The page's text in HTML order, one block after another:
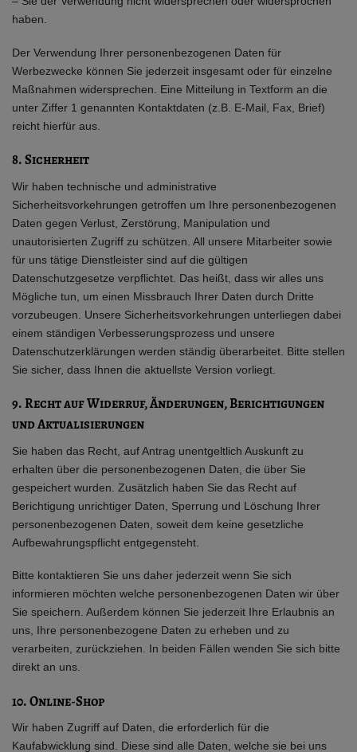
haben.
Der Verwendung Ihrer personenbezogenen Daten für
Werbezwecke können Sie jederzeit insgesamt oder für einzelne
Maßnahmen widersprechen. Eine Mitteilung in Textform an die
unter Ziffer 1 genannten Kontaktdaten (z.B. E-Mail, Fax, Brief)
reicht hierfür aus.
8. Sicherheit
Wir haben technische und administrative
Sicherheitsvorkehrungen getroffen um Ihre personenbezogenen
Daten gegen Verlust, Zerstörung, Manipulation und
unautorisierten Zugriff zu schützen. All unsere Mitarbeiter sowie
für uns tätige Dienstleister sind auf die gültigen
Datenschutzgesetze verpflichtet. Das heißt, dass wir alles uns
Mögliche tun, um einen Missbrauch Ihrer Daten durch Dritte
vorzubeugen. Unsere Sicherheitsvorkehrungen unterliegen dabei
einem ständigen Verbesserungsprozess und unsere
Datenschutzerklärungen werden ständig überarbeitet. Bitte stellen
Sie sicher, dass Ihnen die aktuellste Version vorliegt.
9. Recht auf Widerruf, Änderungen, Berichtigungen
und Aktualisierungen
Sie haben das Recht, auf Antrag unentgeltlich Auskunft zu
erhalten über die personenbezogenen Daten, die über Sie
gespeichert wurden. Zusätzlich haben Sie das Recht auf
Berichtigung unrichtiger Daten, Sperrung und Löschung Ihrer
personenbezogenen Daten, soweit dem keine gesetzliche
Aufbewahrungspflicht entgegensteht.
Bitte kontaktieren Sie uns daher jederzeit wenn Sie sich
informieren möchten welche personenbezogenen Daten wir über
Sie speichern. Außerdem können Sie jederzeit Ihre Erlaubnis an
uns, Ihre personenbezogene Daten zu erheben und zu
verarbeiten, zurückziehen. In beiden Fällen wenden Sie sich bitte
direkt an uns.
10. Online-Shop
Wir haben Zugriff auf Daten, die erforderlich für die
Kaufabwicklung sind. Diese sind alle Daten, welche sie bei uns